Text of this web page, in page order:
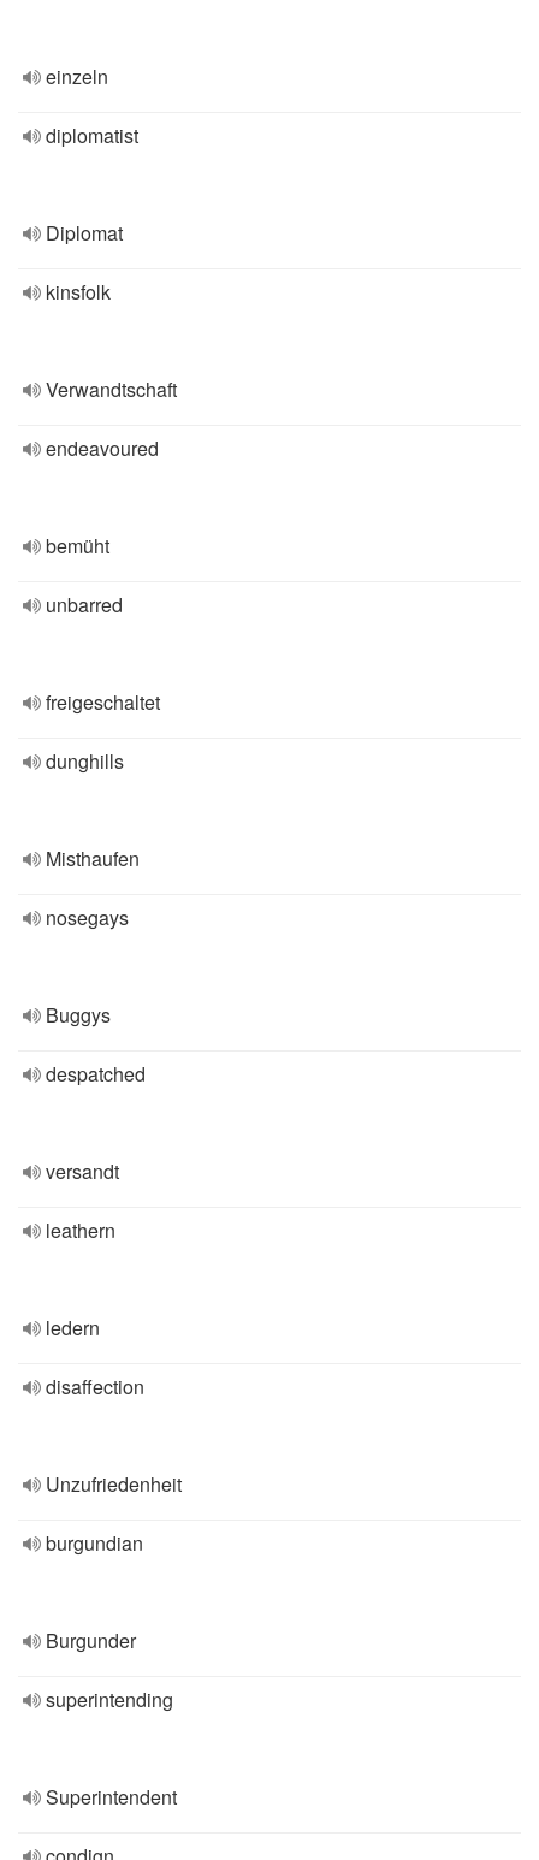
einzeln
diplomatist
Diplomat
kinsfolk
Verwandtschaft
endeavoured
bemüht
unbarred
freigeschaltet
dunghills
Misthaufen
nosegays
Buggys
despatched
versandt
leathern
ledern
disaffection
Unzufriedenheit
burgundian
Burgunder
superintending
Superintendent